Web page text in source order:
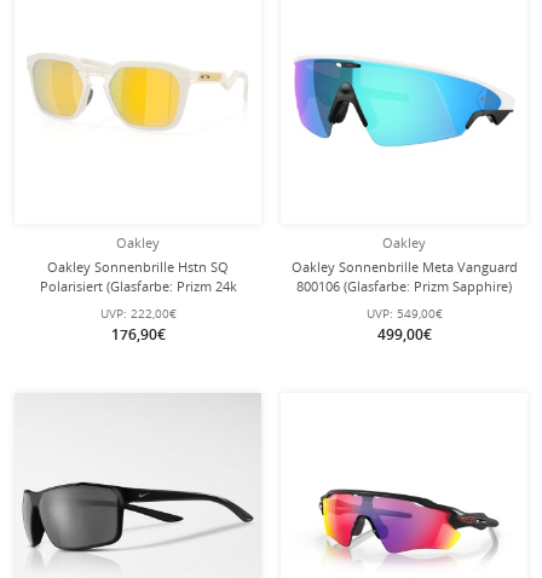
Oakley
Oakley Sonnenbrille Hstn SQ
Polarisiert (Glasfarbe: Prizm 24k
polarized) 2026 matte mist - 1 Brille
UVP: 222,00€
176,90€
Oakley
Oakley Sonnenbrille Meta Vanguard
800106 (Glasfarbe: Prizm Sapphire)
weiss - 1 Brille mit Hartschalenetui
UVP: 549,00€
499,00€